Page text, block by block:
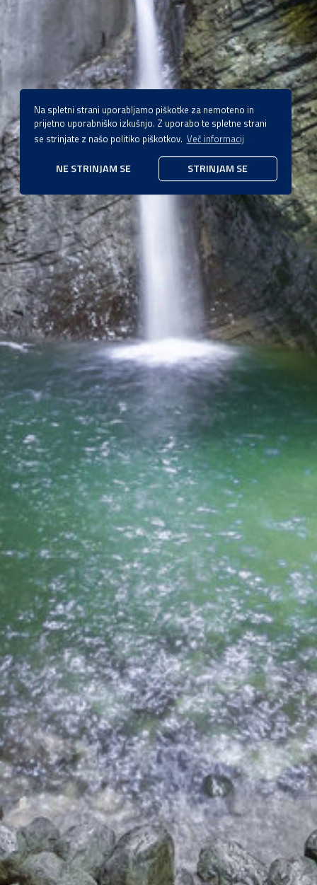
Na spletni strani uporabljamo piškotke za nemoteno in
prijetno uporabniško izkušnjo. Z uporabo te spletne strani
se strinjate z našo politiko piškotkov. Več informacij
NE STRINJAM SE STRINJAM SE